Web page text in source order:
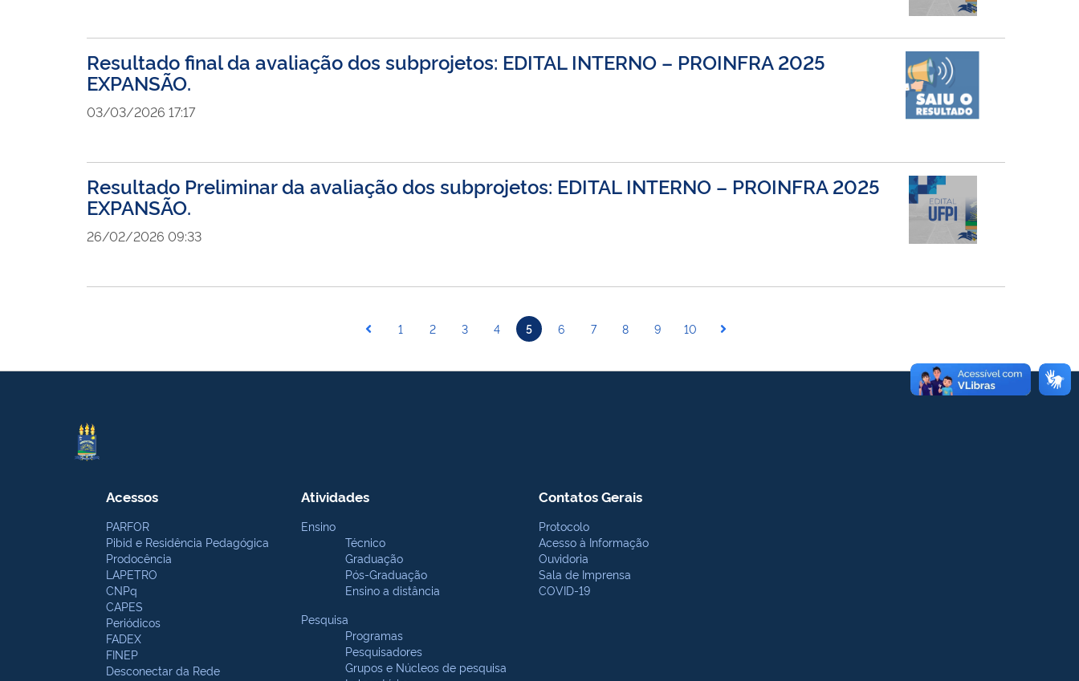
Resultado final da avaliação dos subprojetos: EDITAL INTERNO – PROINFRA 2025
EXPANSÃO.
03/03/2026 17:17
Resultado Preliminar da avaliação dos subprojetos: EDITAL INTERNO – PROINFRA 2025
EXPANSÃO.
26/02/2026 09:33
1 2 3 4 5 6 7 8 9 10
Acessos
PARFOR
Pibid e Residência Pedagógica
Prodocência
LAPETRO
CNPq
CAPES
Periódicos
FADEX
FINEP
Desconectar da Rede
Atividades
Ensino
Técnico
Graduação
Pós-Graduação
Ensino a distância
Pesquisa
Programas
Pesquisadores
Grupos e Núcleos de pesquisa
Contatos Gerais
Protocolo
Acesso à Informação
Ouvidoria
Sala de Imprensa
COVID-19